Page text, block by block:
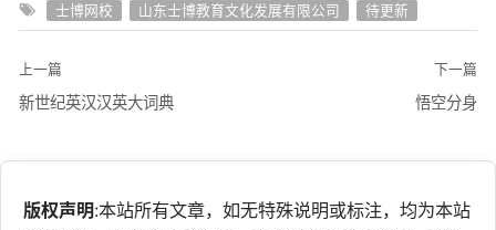
士博网校 山东士博教育文化发展有限公司 待更新
上一篇
新世纪英汉汉英大词典
下一篇
悟空分身
版权声明:本站所有文章，如无特殊说明或标注，均为本站